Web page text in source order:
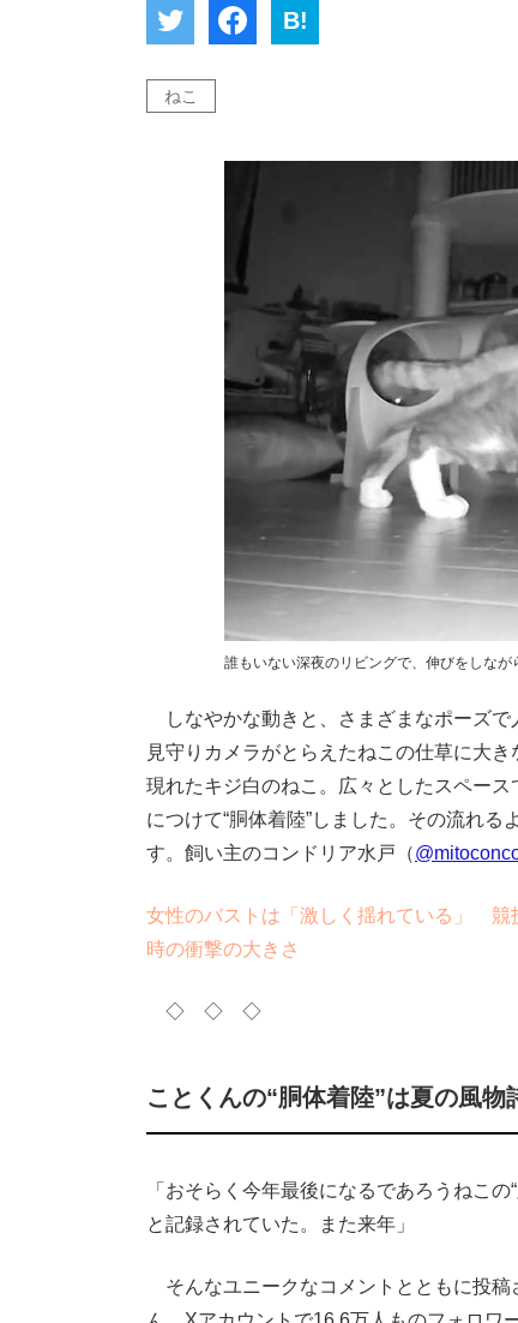
B!
ねこ
誰もいない深夜のリビングで、伸びをしなが
しなやかな動きと、さまざまなポーズで
見守りカメラがとらえたねこの仕草に大
現れたキジ白のねこ。広々としたスペー
につけて“胴体着陸”しました。その流れる
す。飼い主のコンドリア水戸（
女性のバストは「激しく揺れている」 競
時の衝撃の大きさ
◇ ◇ ◇
ことくんの“胴体着陸”は夏の風
「おそらく今年最後になるであろうねこ
と記録されていた。また来年」
そんなユニークなコメントとともに投稿